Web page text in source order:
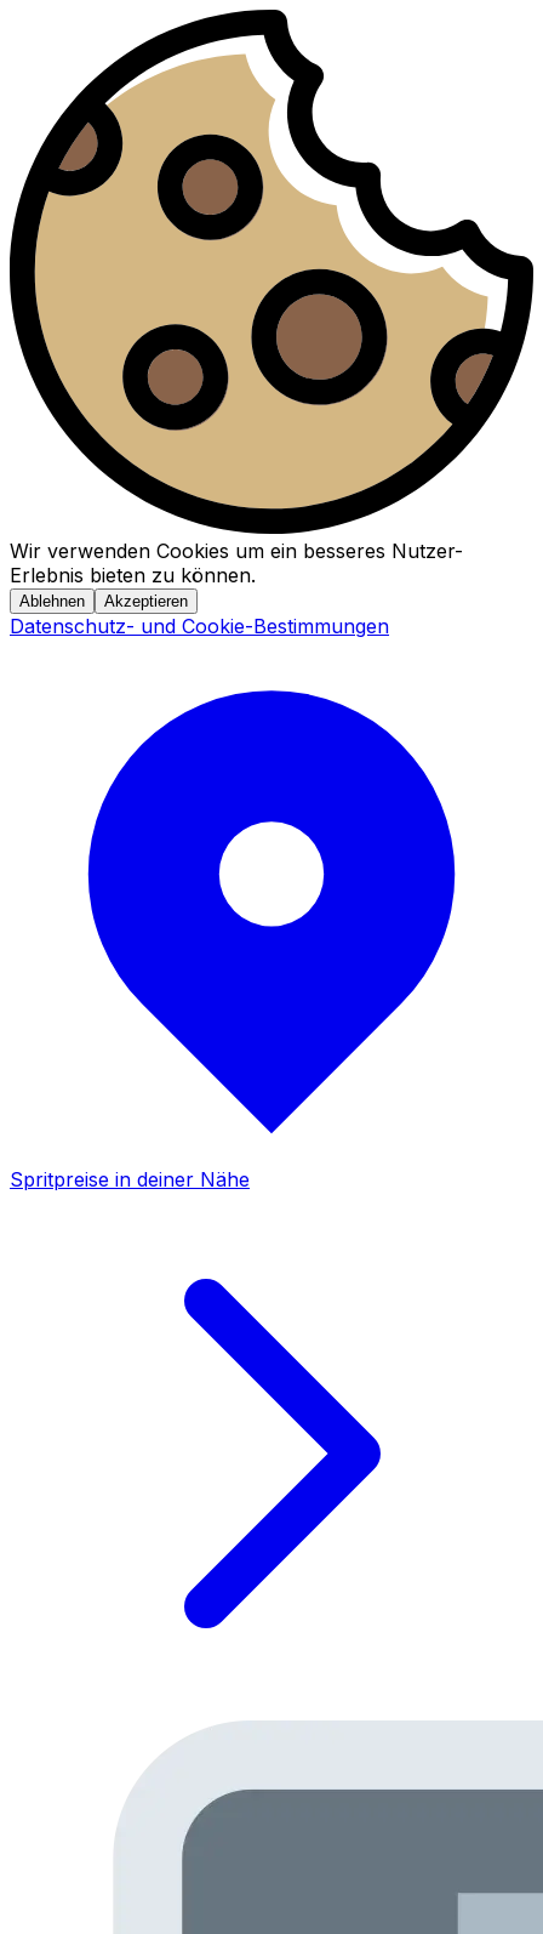
Wir verwenden Cookies um ein besseres Nutzer-
Erlebnis bieten zu können.
Ablehnen Akzeptieren
Datenschutz- und Cookie-Bestimmungen
Spritpreise in deiner Nähe